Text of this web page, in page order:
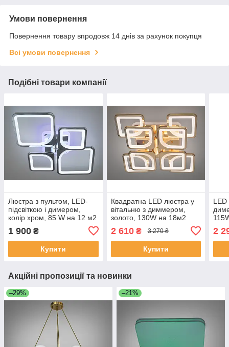
Умови повернення
Повернення товару впродовж 14 днів за рахунок покупця
Всі умови повернення
Подібні товари компанії
Люстра з пультом, LED-
підсвіткою і димером,
колір хром, 85 W на 12 м2
1 900 ₴
Купити
Квадратна LED люстра у
вітальню з диммером,
золото, 130W на 18м2
2 610₴ 3 270 ₴
Купити
LED
2
Акційні пропозиції та новинки
–29% –21%